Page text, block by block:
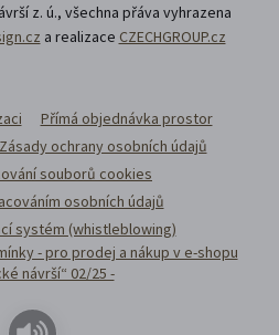
z. ú., všechna přáva vyhrazena
a realizace CZECHGROUP.cz
Přímá objednávka prostor
Zásady ochrany osobních údajů
souborů cookies
osobních údajů
systém (whistleblowing)
- pro prodej a nákup v e-shopu
návrší“ 02/25 -